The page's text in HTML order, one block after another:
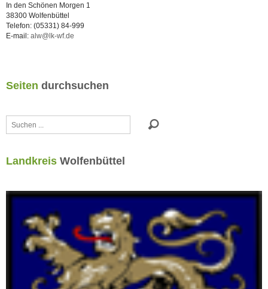
In den Schönen Morgen 1
38300 Wolfenbüttel
Telefon: (05331) 84-999
E-mail: alw@lk-wf.de
Seiten durchsuchen
Suchen
...
Landkreis Wolfenbüttel